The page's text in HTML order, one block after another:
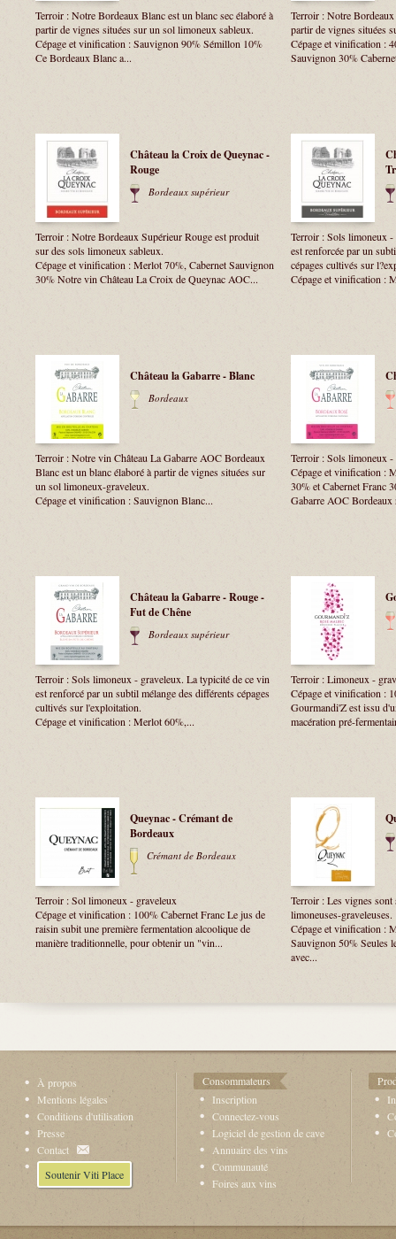
Terroir : Notre Bordeaux Blanc est un blanc sec élaboré à
partir de vignes situées sur un sol limoneux sableux.
Cépage et vinification : Sauvignon 90% Sémillon 10%
Ce Bordeaux Blanc a...
Terroir : Notre Bordeaux
partir de vignes situées
Cépage et vinification :
Sauvignon 30%
Château la Croix de Queynac -
Rouge
Bordeaux supérieur
Terroir : Notre Bordeaux Supérieur Rouge est produit
sur des sols limoneux sableux.
Cépage et vinification : Merlot 70%, Cabernet Sauvignon
30% Notre vin Château La Croix de Queynac AOC...
Terroir : Sols limoneux
est renforcée par un
cépages cultivés sur
Cépage et vinification :
Château la Gabarre - Blanc
Bordeaux
Terroir : Notre vin Château La Gabarre AOC Bordeaux
Blanc est un blanc élaboré à partir de vignes situées sur
un sol limoneux-graveleux.
Cépage et vinification : Sauvignon Blanc...
Terroir : Sols limoneux -
Cépage et vinification :
30% et Cabernet Franc
Gabarre AOC
Château la Gabarre - Rouge -
Fut de Chêne
Bordeaux supérieur
Terroir : Sols limoneux - graveleux. La typicité de ce vin
est renforcé par un subtil mélange des différents cépages
cultivés sur l'exploitation.
Cépage et vinification : Merlot 60%,...
Terroir : Limoneux -
Cépage et vinification :
Gourmandi'Z est issu
macération pré-
Queynac - Crémant de
Bordeaux
Crémant de Bordeaux
Terroir : Sol limoneux - graveleux
Cépage et vinification : 100% Cabernet Franc Le jus de
raisin subit une première fermentation alcoolique de
manière traditionnelle, pour obtenir un "vin...
Terroir : Les vignes sont
limoneuses-graveleuses.
Cépage et vinification :
Sauvignon 50% Seules
avec...
À propos
Mentions légales
Conditions d'utilisation
Presse
Contact
Soutenir Viti Place
Consommateurs
Inscription
Connectez-vous
Logiciel de gestion de cave
Annuaire des vins
Communauté
Foires aux vins